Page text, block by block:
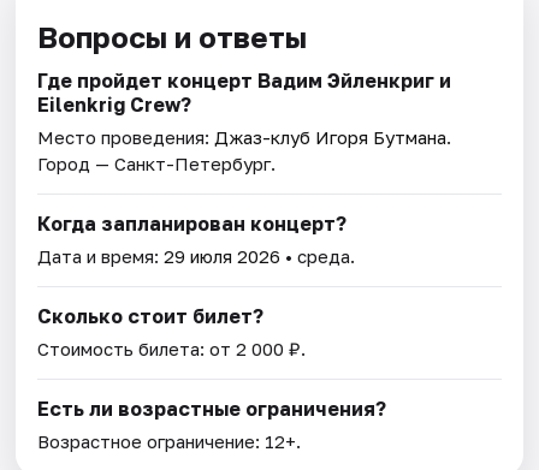
Вопросы и ответы
Где пройдет концерт Вадим Эйленкриг и
Eilenkrig Crew?
Место проведения: Джаз-клуб Игоря Бутмана.
Город — Санкт-Петербург.
Когда запланирован концерт?
Дата и время:29 июля 2026 • среда.
Сколько стоит билет?
Стоимость билета: от 2 000 ₽.
Есть ли возрастные ограничения?
Возрастное ограничение: 12+.